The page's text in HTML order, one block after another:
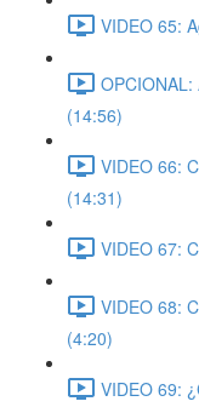
VIDEO 65:
(14:56)
VIDEO 66:
(14:31)
VIDEO 67:
VIDEO 68:
(4:20)
VIDEO 69: